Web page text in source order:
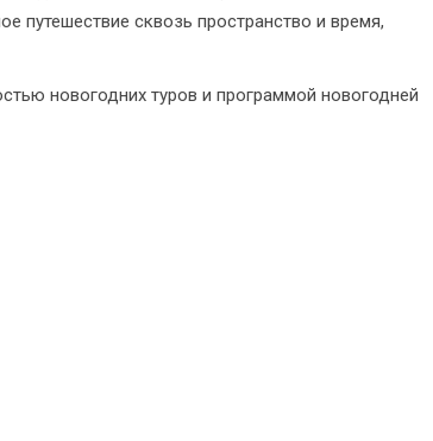
путешествие сквозь пространство и время,
новогодних туров и программой новогодней